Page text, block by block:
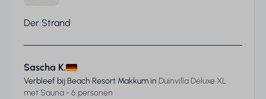
Der Strand
Sascha K.
Verbleef bij Beach Resort Makkum in Duinvilla Deluxe XL
met Sauna - 6 personen